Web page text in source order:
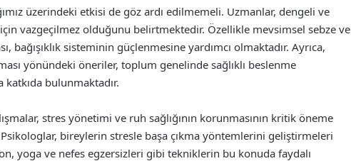
üzerindeki etkisi de göz ardı edilmemeli. Uzmanlar, dengeli ve
vazgeçilmez olduğunu belirtmektedir. Özellikle mevsimsel sebze ve
bağışıklık sisteminin güçlenmesine yardımcı olmaktadır. Ayrıca,
yönündeki öneriler, toplum genelinde sağlıklı beslenme
katkıda bulunmaktadır.
stres yönetimi ve ruh sağlığının korunmasının kritik öneme
bireylerin stresle başa çıkma yöntemlerini geliştirmeleri
yoga ve nefes egzersizleri gibi tekniklerin bu konuda faydalı